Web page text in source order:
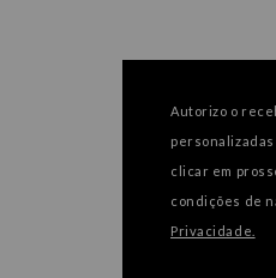
FORMAS DE
Autorizo o
personalizadas
clicar em
condições de
Privacidade.